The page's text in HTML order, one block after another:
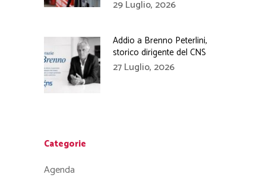
29 Luglio, 2026
Addio a Brenno Peterlini,
storico dirigente del CNS
27 Luglio, 2026
Categorie
Agenda